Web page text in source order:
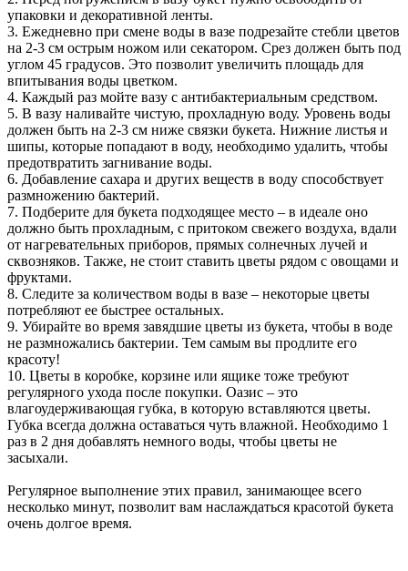
упаковки и декоративной ленты.
3. Ежедневно при смене воды в вазе подрезайте стебли цветов
на 2-3 см острым ножом или секатором. Срез должен быть под
углом 45 градусов. Это позволит увеличить площадь для
впитывания воды цветком.
4. Каждый раз мойте вазу с антибактериальным средством.
5. В вазу наливайте чистую, прохладную воду. Уровень воды
должен быть на 2-3 см ниже связки букета. Нижние листья и
шипы, которые попадают в воду, необходимо удалить, чтобы
предотвратить загнивание воды.
6. Добавление сахара и других веществ в воду способствует
размножению бактерий.
7. Подберите для букета подходящее место – в идеале оно
должно быть прохладным, с притоком свежего воздуха, вдали
от нагревательных приборов, прямых солнечных лучей и
сквозняков. Также, не стоит ставить цветы рядом с овощами и
фруктами.
8. Следите за количеством воды в вазе – некоторые цветы
потребляют ее быстрее остальных.
9. Убирайте во время завядшие цветы из букета, чтобы в воде
не размножались бактерии. Тем самым вы продлите его
красоту!
10. Цветы в коробке, корзине или ящике тоже требуют
регулярного ухода после покупки. Оазис – это
влагоудерживающая губка, в которую вставляются цветы.
Губка всегда должна оставаться чуть влажной. Необходимо 1
раз в 2 дня добавлять немного воды, чтобы цветы не
засыхали.
Регулярное выполнение этих правил, занимающее всего
несколько минут, позволит вам наслаждаться красотой букета
очень долгое время.